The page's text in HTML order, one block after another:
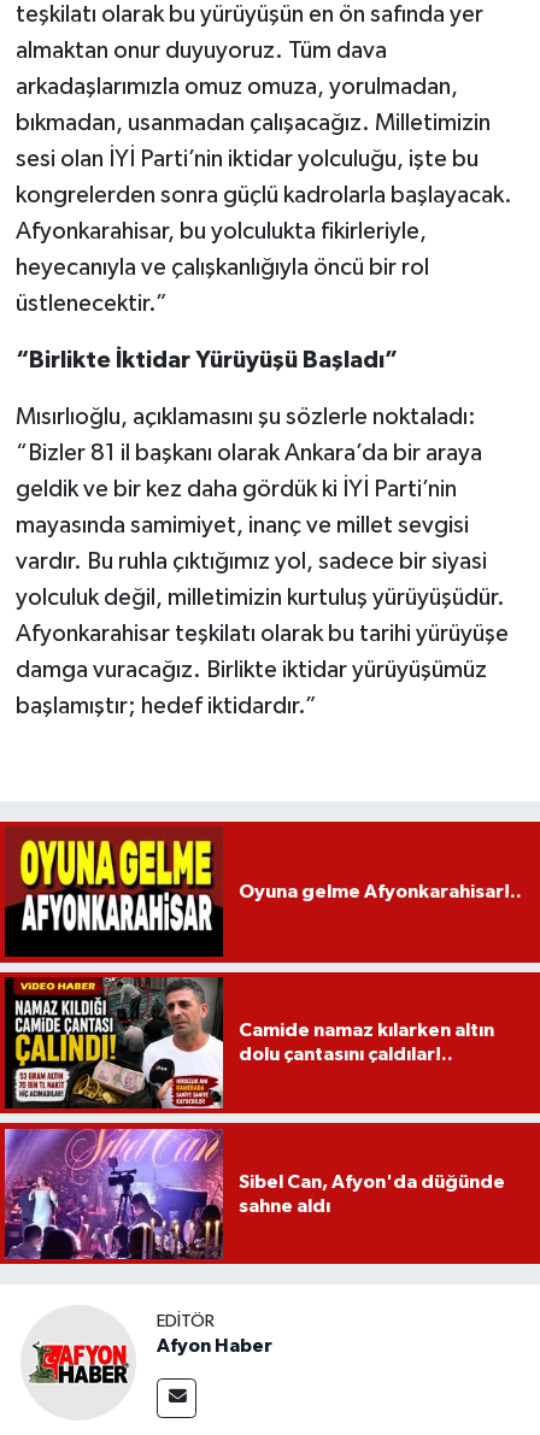
teşkilatı olarak bu yürüyüşün en ön safında yer
almaktan onur duyuyoruz. Tüm dava
arkadaşlarımızla omuz omuza, yorulmadan,
bıkmadan, usanmadan çalışacağız. Milletimizin
sesi olan İYİ Parti’nin iktidar yolculuğu, işte bu
kongrelerden sonra güçlü kadrolarla başlayacak.
Afyonkarahisar, bu yolculukta fikirleriyle,
heyecanıyla ve çalışkanlığıyla öncü bir rol
üstlenecektir.”
“Birlikte İktidar Yürüyüşü Başladı”
Mısırlıoğlu, açıklamasını şu sözlerle noktaladı:
“Bizler 81 il başkanı olarak Ankara’da bir araya
geldik ve bir kez daha gördük ki İYİ Parti’nin
mayasında samimiyet, inanç ve millet sevgisi
vardır. Bu ruhla çıktığımız yol, sadece bir siyasi
yolculuk değil, milletimizin kurtuluş yürüyüşüdür.
Afyonkarahisar teşkilatı olarak bu tarihi yürüyüşe
damga vuracağız. Birlikte iktidar yürüyüşümüz
başlamıştır; hedef iktidardır.”
Oyuna gelme Afyonkarahisar!..
Camide namaz kılarken altın
dolu çantasını çaldılar!..
Sibel Can, Afyon'da düğünde
sahne aldı
EDITÖR
Afyon Haber